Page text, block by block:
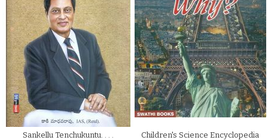
Sankellu Tenchukuntu. . . .
Children's Science Encyclopedia